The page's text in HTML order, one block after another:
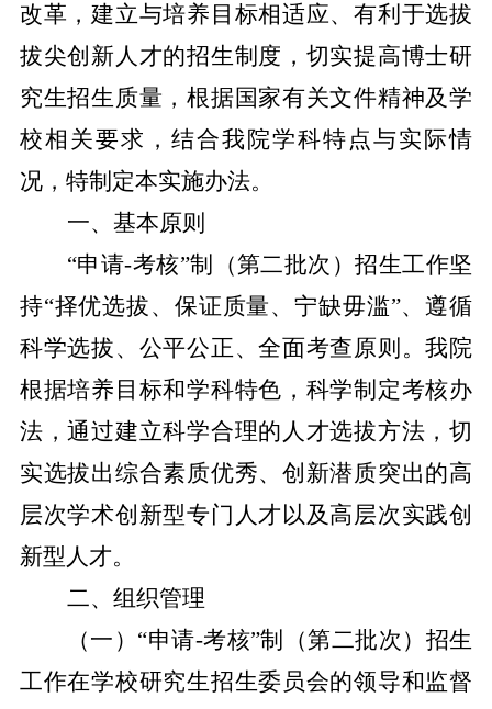
改革，建立与培养目标相适应、有利于选拔
拔尖创新人才的招生制度，切实提高博士研
究生招生质量，根据国家有关文件精神及学
校相关要求，结合我院学科特点与实际情
况，特制定本实施办法。
一、基本原则
“申请-考核”制（第二批次）招生工作坚
持“择优选拔、保证质量、宁缺毋滥”、遵循
科学选拔、公平公正、全面考查原则。我院
根据培养目标和学科特色，科学制定考核办
法，通过建立科学合理的人才选拔方法，切
实选拔出综合素质优秀、创新潜质突出的高
层次学术创新型专门人才以及高层次实践创
新型 人才。
二、组织管理
（一） “申请-考核”制（第二批次）招生
工作在学校研究生招生委员会的领导和监督